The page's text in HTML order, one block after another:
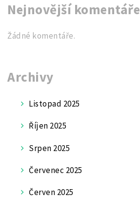
Nejnovější komentáře
Žádné komentáře.
Archivy
Listopad 2025
Říjen 2025
Srpen 2025
Červenec 2025
Červen 2025